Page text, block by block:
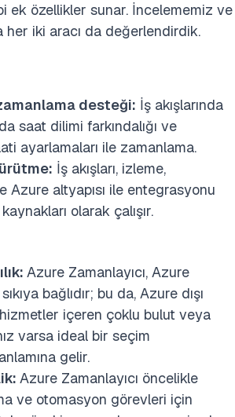
ek özellikler sunar. İncelememiz ve
her iki aracı da değerlendirdik.
desteği: İş akışlarında
saat dilimi farkındalığı ve
ayarlamaları ile zamanlama.
İş akışları, izleme,
Azure altyapısı ile entegrasyonu
olarak çalışır.
Azure Zamanlayıcı, Azure
bağlıdır; bu da, Azure dışı
içeren çoklu bulut veya
varsa ideal bir seçim
gelir.
Azure Zamanlayıcı öncelikle
ve otomasyon görevleri için